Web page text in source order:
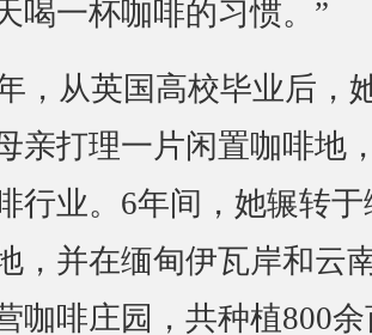
喝一杯咖啡的习惯。”
从英国高校毕业后，
亲打理一片闲置咖啡地
行业。6年间，她辗转于
，并在缅甸伊瓦岸和云
咖啡庄园，共种植800余